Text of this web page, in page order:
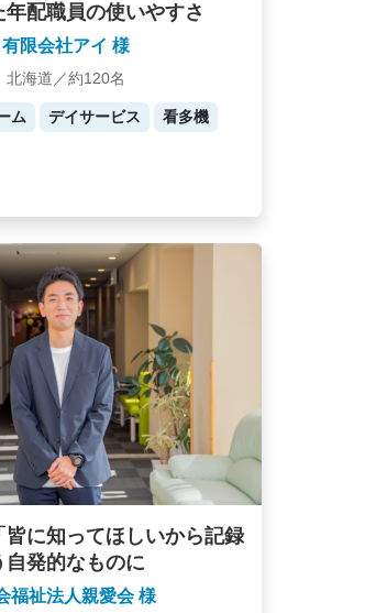
配職員の使いやすさ
有限会社アイ 様
北海道／約120名
ム デイサービス 看多機
皆に知ってほしいから記録
発的なものに
福祉法人親愛会 様